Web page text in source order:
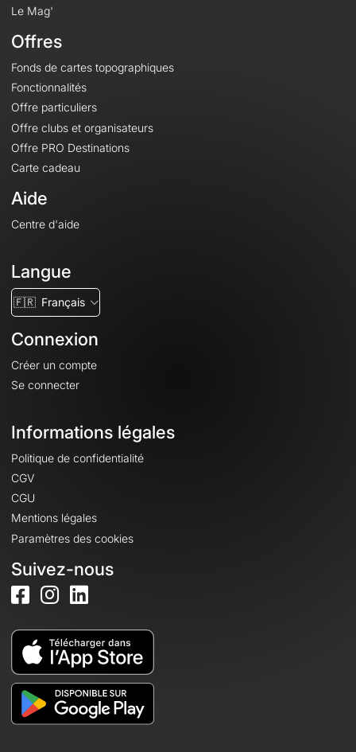
Le Mag'
Offres
Fonds de cartes topographiques
Fonctionnalités
Offre particuliers
Offre clubs et organisateurs
Offre PRO Destinations
Carte cadeau
Aide
Centre d'aide
Langue
🇫🇷 Français
Connexion
Créer un compte
Se connecter
Informations légales
Politique de confidentialité
CGV
CGU
Mentions légales
Paramètres des cookies
Suivez-nous